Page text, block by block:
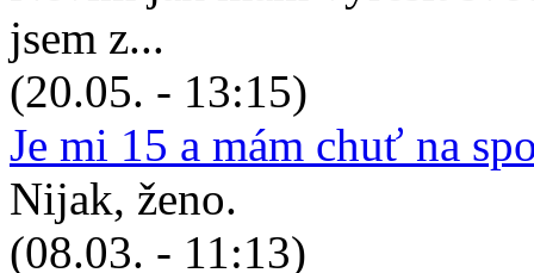
jsem z...
(20.05. - 13:15)
Je mi 15 a mám chuť na
Nijak, ženo.
(08.03. - 11:13)